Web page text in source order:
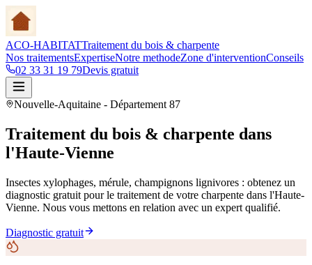
ACO-HABITATTraitement du bois & charpente
Nos traitementsExpertiseNotre methodeZone d'interventionConseils
02 33 31 19 79Devis gratuit
Nouvelle-Aquitaine - Département 87
Traitement du bois & charpente dans
l'Haute-Vienne
Insectes xylophages, mérule, champignons lignivores : obtenez un
diagnostic gratuit pour le traitement de votre charpente dans l'Haute-
Vienne. Nous vous mettons en relation avec un expert qualifié.
Diagnostic gratuit